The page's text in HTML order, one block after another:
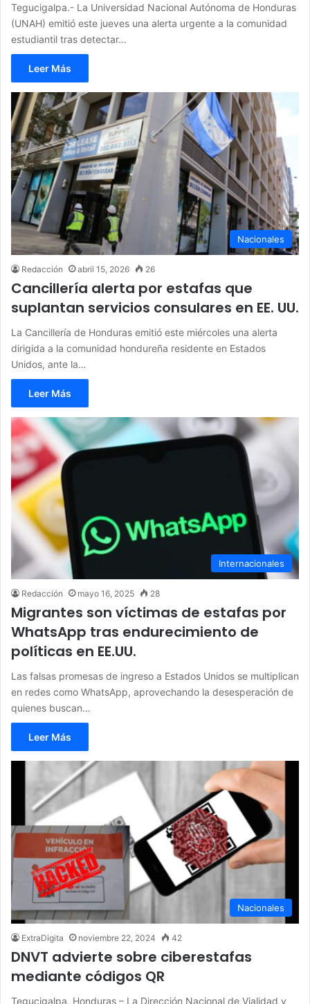
Tegucigalpa.- La Universidad Nacional Autónoma de Honduras
(UNAH) emitió este jueves una alerta urgente a la comunidad
estudiantil tras detectar…
Leer Más
Nacionales
Redacción abril 15, 2026 26
Cancillería alerta por estafas que
suplantan servicios consulares en EE. UU.
La Cancillería de Honduras emitió este miércoles una alerta
dirigida a la comunidad hondureña residente en Estados
Unidos, ante la…
Leer Más
Internacionales
Redacción mayo 16, 2025 28
Migrantes son víctimas de estafas por
WhatsApp tras endurecimiento de
políticas en EE.UU.
Las falsas promesas de ingreso a Estados Unidos se multiplican
en redes como WhatsApp, aprovechando la desesperación de
quienes buscan…
Leer Más
Nacionales
ExtraDigita noviembre 22, 2024 42
DNVT advierte sobre ciberestafas
mediante códigos QR
Tegucigalpa, Honduras – La Dirección Nacional de Vialidad y